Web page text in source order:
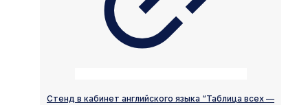
Стенд в кабинет английского языка “Таблица всех —